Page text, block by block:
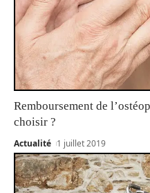
Remboursement de
choisir ?
Actualité 1 juillet 2019